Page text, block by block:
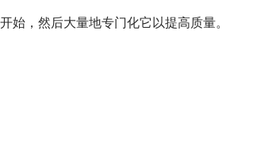
始，然后大量地专门化它以提高质量。